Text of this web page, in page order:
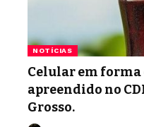
NOTÍCIAS
Celular em forma
apreendido no
Grosso.